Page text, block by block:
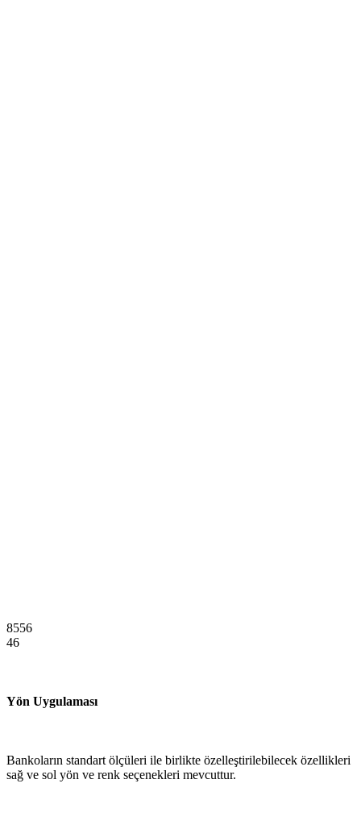
8556
46
Yön Uygulaması
Bankoların standart ölçüleri ile birlikte özelleştirilebilecek özellikleri
sağ ve sol yön ve renk seçenekleri mevcuttur.